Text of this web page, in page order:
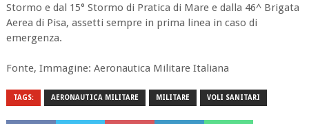
Stormo e dal 15° Stormo di Pratica di Mare e dalla 46^ Brigata
Aerea di Pisa, assetti sempre in prima linea in caso di
emergenza.
Fonte, Immagine: Aeronautica Militare Italiana
TAGS: AERONAUTICA MILITARE MILITARE VOLI SANITARI